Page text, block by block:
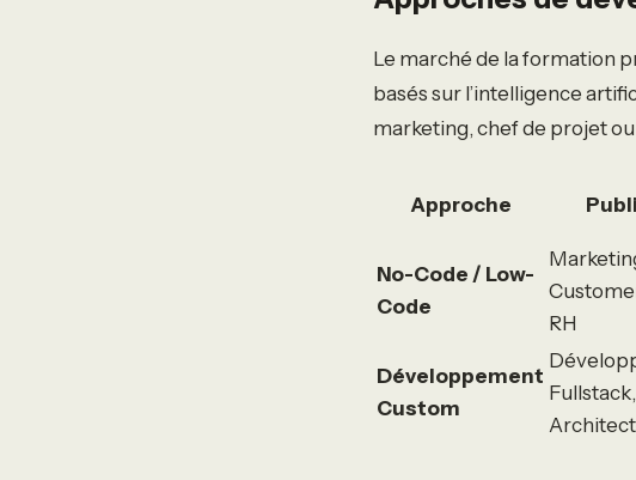
Le marché de la formation
basés sur l’intelligence
marketing, chef de projet
Approche
No-Code / Low-
Code
RH
Développement
Custom
Fullstack,